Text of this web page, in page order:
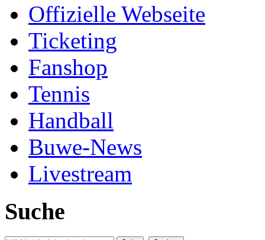
Offizielle Webseite
Ticketing
Fanshop
Tennis
Handball
Buwe-News
Livestream
Suche